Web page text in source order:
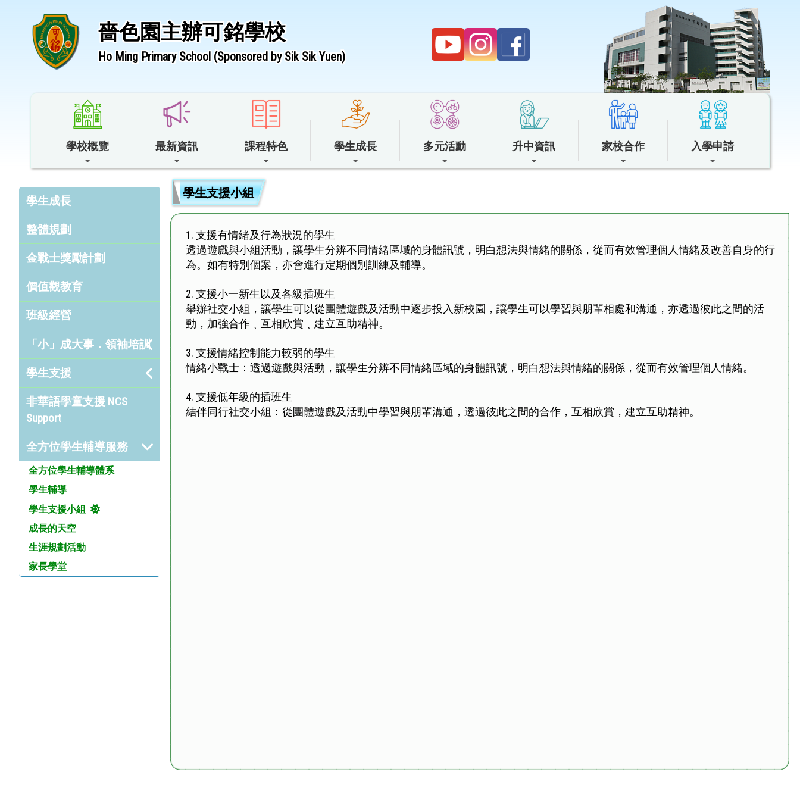
嗇色園主辦可銘學校
Ho Ming Primary School (Sponsored by Sik Sik Yuen)
學校概覽 最新資訊 課程特色 學生成長 多元活動 升中資訊 家校合作 入學申請
學生成長
整體規劃
金戰士獎勵計劃
價值觀教育
班級經營
「小」成大事．領袖培訓
學生支援
非華語學童支援 NCS
Support
全方位學生輔導服務
全方位學生輔導體系
學生輔導
學生支援小組
成長的天空
生涯規劃活動
家長學堂
學生支援小組
1. 支援有情緒及行為狀況的學生
透過遊戲與小組活動，讓學生分辨不同情緒區域的身體訊號，明白想法與情緒的關係，從而有效管理個人情緒及改善自身的行
為。如有特別個案，亦會進行定期個別訓練及輔導。
2. 支援小一新生以及各級插班生
舉辦社交小組，讓學生可以從團體遊戲及活動中逐步投入新校園，讓學生可以學習與朋輩相處和溝通，亦透過彼此之間的活
動，加強合作﹑互相欣賞﹑建立互助精神。
3. 支援情緒控制能力較弱的學生
情緒小戰士：透過遊戲與活動，讓學生分辨不同情緒區域的身體訊號，明白想法與情緒的關係，從而有效管理個人情緒。
4. 支援低年級的插班生
結伴同行社交小組：從團體遊戲及活動中學習與朋輩溝通，透過彼此之間的合作，互相欣賞，建立互助精神。